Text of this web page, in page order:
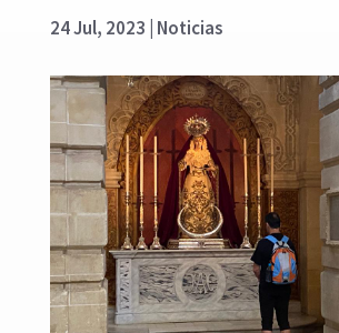
24 Jul, 2023 Noticias